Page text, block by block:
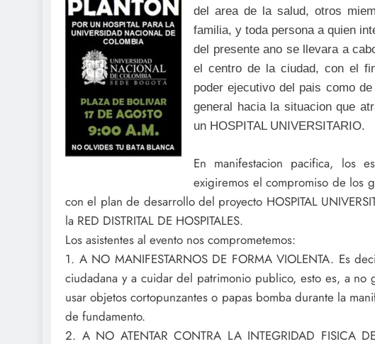
del area de la salud, otros
familia, y toda persona a quien
del presente ano se llevara a
el centro de la ciudad, con el
poder ejecutivo del pais como
general hacia la situacion que
un HOSPITAL UNIVERSITARIO.
En manifestacion pacifica, los
exigiremos el compromiso de los
con el plan de desarrollo del proyecto HOSPITAL
la RED DISTRITAL DE HOSPITALES.
Los asistentes al evento nos comprometemos:
1. A NO MANIFESTARNOS DE FORMA VIOLENTA. Es
ciudadana y a cuidar del patrimonio publico, esto es, a no
usar objetos cortopunzantes o papas bomba durante la
de fundamento.
2. A NO ATENTAR CONTRA LA INTEGRIDAD FISICA